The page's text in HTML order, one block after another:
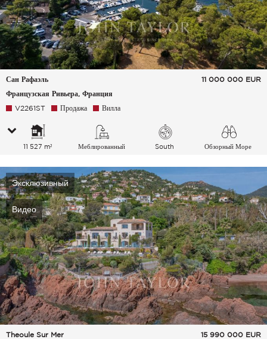
Сан Рафаэль
Французская Ривьера, Франция
11 000 000 EUR
V2261ST Продажа Вилла
11 527 m² Меблированный South Обзорный Море
Эксклюзивный
Видео
Theoule Sur Mer
15 990 000 EUR